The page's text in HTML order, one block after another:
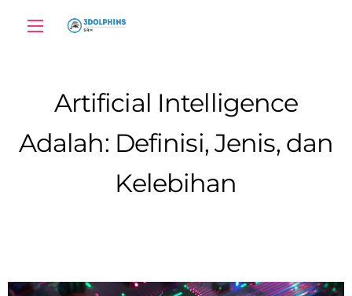
Artificial Intelligence
Adalah: Definisi, Jenis, dan
Kelebihan